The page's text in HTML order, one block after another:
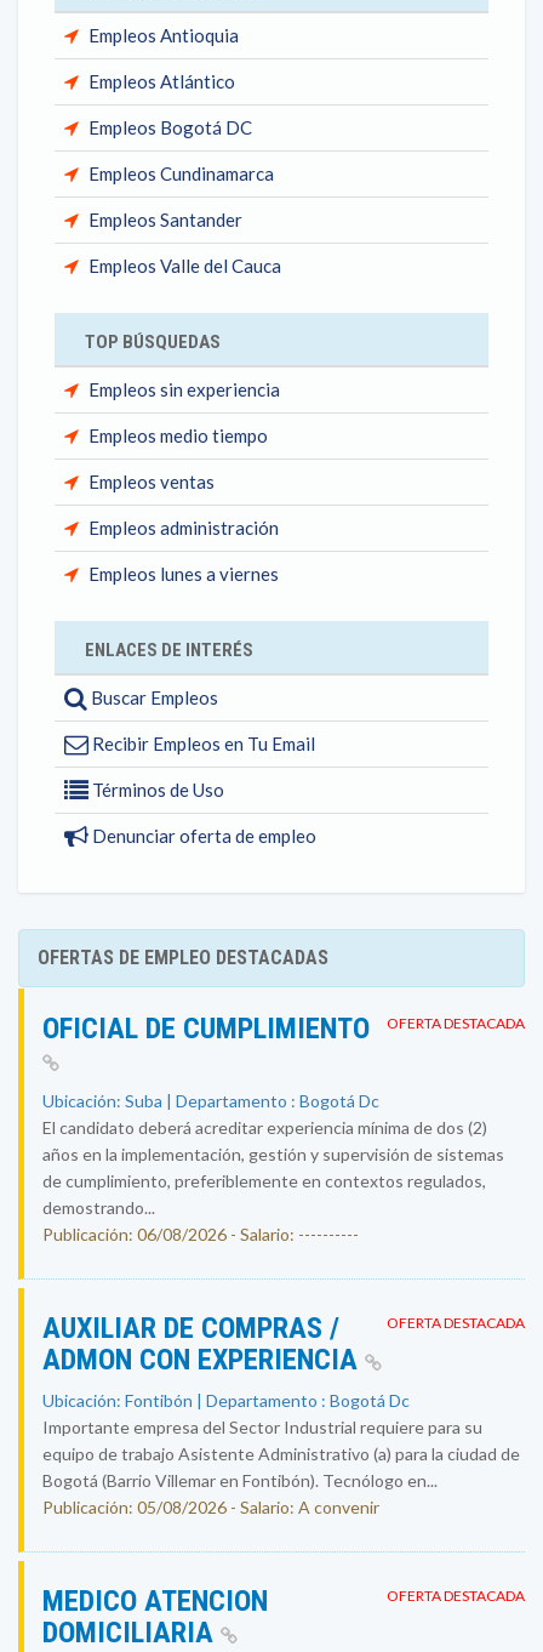
Empleos Antioquia
Empleos Atlántico
Empleos Bogotá DC
Empleos Cundinamarca
Empleos Santander
Empleos Valle del Cauca
TOP BÚSQUEDAS
Empleos sin experiencia
Empleos medio tiempo
Empleos ventas
Empleos administración
Empleos lunes a viernes
ENLACES DE INTERÉS
Buscar Empleos
Recibir Empleos en Tu Email
Términos de Uso
Denunciar oferta de empleo
OFERTAS DE EMPLEO DESTACADAS
OFERTA DESTACADA
OFICIAL DE CUMPLIMIENTO
Ubicación: Suba | Departamento : Bogotá Dc
El candidato deberá acreditar experiencia mínima de dos (2)
años en la implementación, gestión y supervisión de sistemas
de cumplimiento, preferiblemente en contextos regulados,
demostrando...
Publicación: 06/08/2026 - Salario: ----------
OFERTA DESTACADA
AUXILIAR DE COMPRAS /
ADMON CON EXPERIENCIA
Ubicación: Fontibón | Departamento : Bogotá Dc
Importante empresa del Sector Industrial requiere para su
equipo de trabajo Asistente Administrativo (a) para la ciudad de
Bogotá (Barrio Villemar en Fontibón). Tecnólogo en...
Publicación: 05/08/2026 - Salario: A convenir
OFERTA DESTACADA
MEDICO ATENCION
DOMICILIARIA